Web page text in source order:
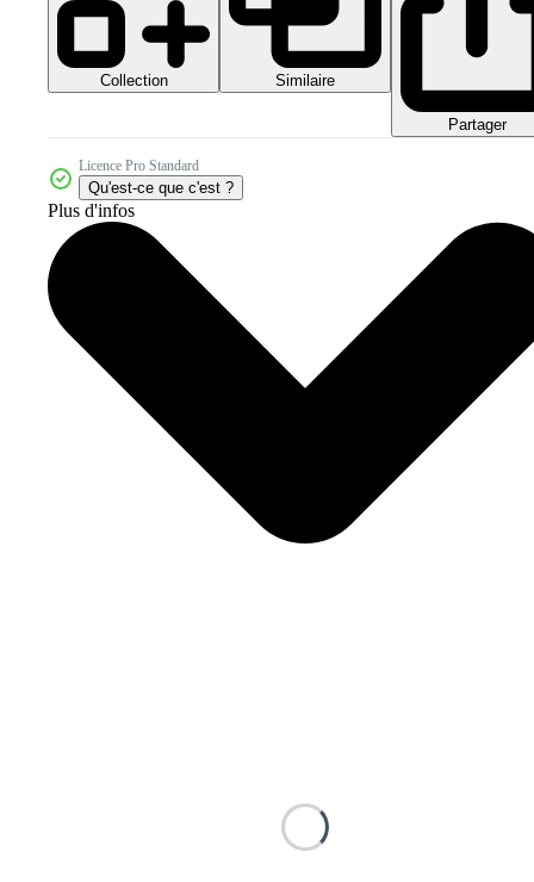
Collection Similaire
Partager
Licence Pro Standard
Qu'est-ce que c'est ?
Plus d'infos